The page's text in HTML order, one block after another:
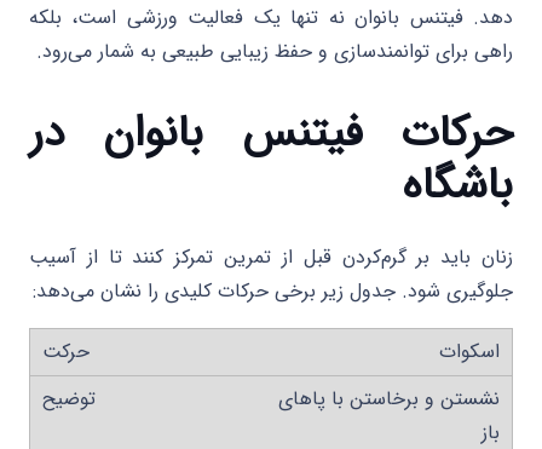
دهد. فیتنس بانوان نه تنها یک فعالیت ورزشی است، بلکه
راهی برای توانمندسازی و حفظ زیبایی طبیعی به شمار می‌رود.
حرکات فیتنس بانوان در
باشگاه
زنان باید بر گرم‌کردن قبل از تمرین تمرکز کنند تا از آسیب
جلوگیری شود. جدول زیر برخی حرکات کلیدی را نشان می‌دهد:
اسکوات
نشستن و برخاستن با پاهای
باز